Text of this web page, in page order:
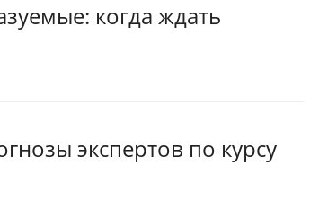
когда ждать
экспертов по курсу